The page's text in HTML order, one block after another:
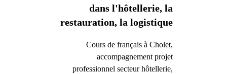
dans l'hôtellerie, la
restauration, la logistique
Cours de français à Cholet,
accompagnement projet
professionnel secteur hôtellerie,